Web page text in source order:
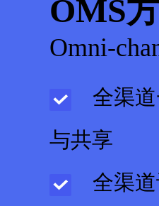
OMS
Omni-
全渠
与共享
全渠